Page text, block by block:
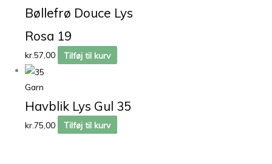
Bøllefrø Douce Lys
Rosa 19
kr.57,00 Tilføj til kurv
Garn
Havblik Lys Gul 35
kr.75,00 Tilføj til kurv